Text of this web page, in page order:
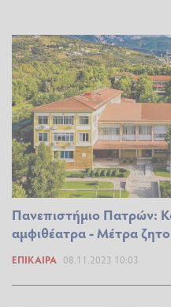
Πανεπιστήμιο Πατρών:
αμφιθέατρα - Μέτρα
ΕΠΊΚΑΙΡΑ 08.11.2023 10:03